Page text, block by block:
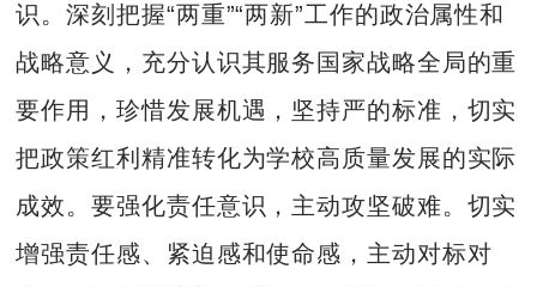
识。深刻把握“两重”“两新”工作的政治属性和
战略意义，充分认识其服务国家战略全局的重
要作用，珍惜发展机遇，坚持严的标准，切实
把政策红利精准转化为学校高质量发展的实际
成效。要强化责任意识，主动攻坚破难。切实
增强责任感、紧迫感和使命感，主动对标对